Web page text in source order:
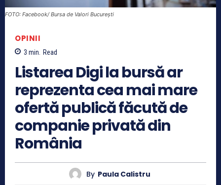
FOTO: Facebook/ Bursa de Valori București
OPINII
3 min. Read
Listarea Digi la bursă ar
reprezenta cea mai mare
ofertă publică făcută de
companie privată din
România
By Paula Calistru